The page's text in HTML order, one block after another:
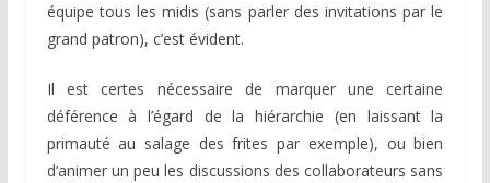
équipe tous les midis (sans parler des invitations par le
grand patron), c’est évident.
Il est certes nécessaire de marquer une certaine
déférence à l’égard de la hiérarchie (en laissant la
primauté au salage des frites par exemple), ou bien
d’animer un peu les discussions des collaborateurs sans